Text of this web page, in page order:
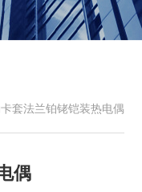
套法兰铂铑铠装热电偶
偶